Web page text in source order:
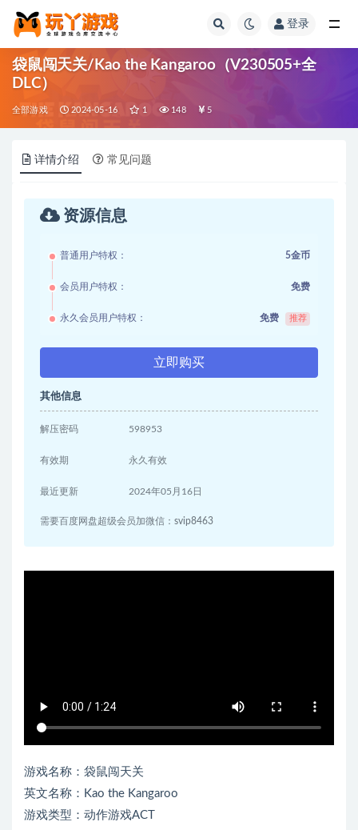
登录
袋鼠闯天关/Kao the Kangaroo（V230505+全
DLC）
全部游戏 2024-05-16 1 148 5
详情介绍 常见问题
资源信息
普通用户特权： 5金币
会员用户特权： 免费
永久会员用户特权： 免费 推荐
立即购买
其他信息
解压密码 598953
有效期 永久有效
最近更新 2024年05月16日
需要百度网盘超级会员加微信：svip8463
游戏名称：袋鼠闯天关
英文名称：Kao the Kangaroo
游戏类型：动作游戏ACT